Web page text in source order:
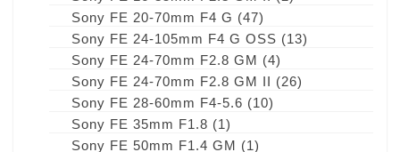
Sony FE 20-70mm F4 G (47)
Sony FE 24-105mm F4 G OSS (13)
Sony FE 24-70mm F2.8 GM (4)
Sony FE 24-70mm F2.8 GM II (26)
Sony FE 28-60mm F4-5.6 (10)
Sony FE 35mm F1.8 (1)
Sony FE 50mm F1.4 GM (1)